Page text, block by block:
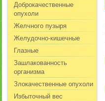
Доброкачественные
опухоли
Желчного пузыря
Желудочно-кишечные
Глазные
Зашлакованность
организма
Злокачественные опухоли
Избыточный вес